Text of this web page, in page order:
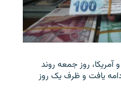
آمریکا، روز جمعه روند
یافت و ظرف یک روز